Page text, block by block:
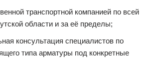
транспортной компанией по всей
области и за её пределы;
консультация специалистов по
типа арматуры под конкретные